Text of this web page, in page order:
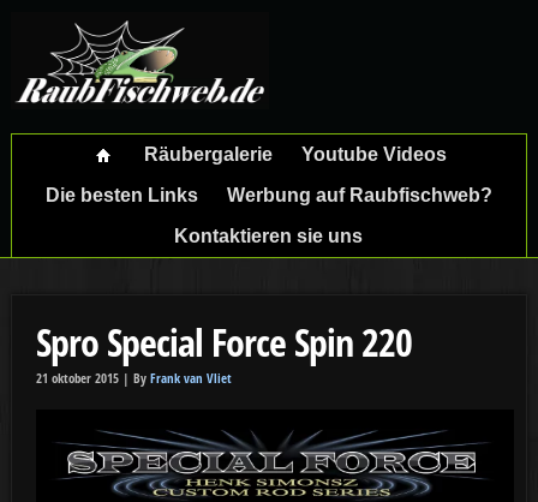
Räubergalerie
Youtube Videos
Die besten Links
Werbung auf Raubfischweb?
Kontaktieren sie uns
Spro Special Force Spin 220
21 oktober 2015 | By Frank van Vliet